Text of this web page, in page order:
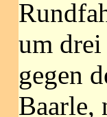
um drei
gegen
Baarle,